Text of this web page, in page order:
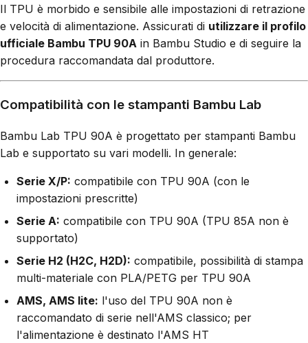
Il TPU è morbido e sensibile alle impostazioni di retrazione
e velocità di alimentazione. Assicurati di utilizzare il profilo
ufficiale Bambu TPU 90A in Bambu Studio e di seguire la
procedura raccomandata dal produttore.
Compatibilità con le stampanti Bambu Lab
Bambu Lab TPU 90A è progettato per stampanti Bambu
Lab e supportato su vari modelli. In generale:
Serie X/P: compatibile con TPU 90A (con le
impostazioni prescritte)
Serie A: compatibile con TPU 90A (TPU 85A non è
supportato)
Serie H2 (H2C, H2D): compatibile, possibilità di stampa
multi-materiale con PLA/PETG per TPU 90A
AMS, AMS lite: l'uso del TPU 90A non è
raccomandato di serie nell'AMS classico; per
l'alimentazione è destinato l'AMS HT